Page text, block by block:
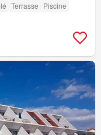
Terrasse Piscine